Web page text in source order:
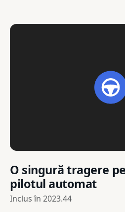
O singură tragere
pilotul automat
Inclus în 2023.44